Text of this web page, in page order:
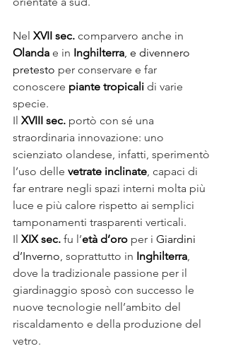
Nel XVII sec. comparvero anche in
Olanda e in Inghilterra , e divennero
pretesto per conservare e far
conoscere piante tropicali di varie
specie.
Il XVIII sec. portò con sé una
straordinaria innovazione: uno
scienziato olandese, infatti, sperimentò
l’uso delle vetrate inclinate , capaci di
far entrare negli spazi interni molta più
luce e più calore rispetto ai semplici
tamponamenti trasparenti verticali.
Il XIX sec. fu l’età d’oro per i Giardini
d’Inverno , soprattutto in Inghilterra
dove la tradizionale passione per il
giardinaggio sposò con successo le
nuove tecnologie nell’ambito del
riscaldamento e della produzione del
vetro.